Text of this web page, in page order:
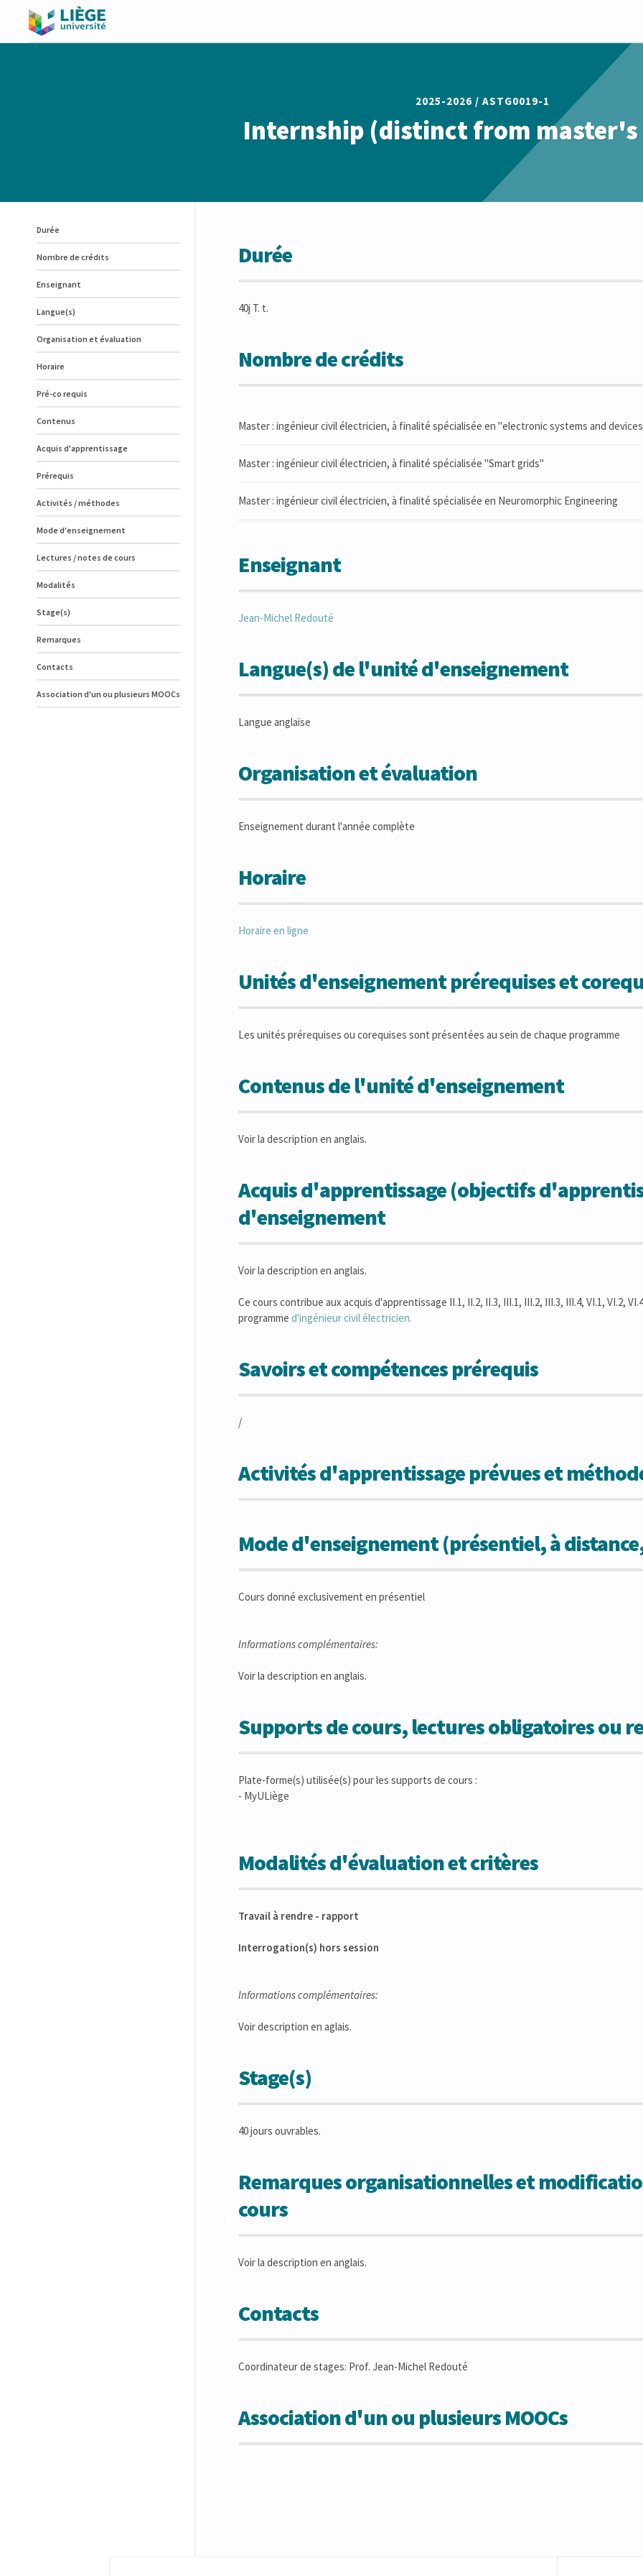
2025-2026 / ASTG0019-1
Internship (distinct from master's
Durée
Nombre de crédits
Enseignant
Langue(s)
Organisation et évaluation
Horaire
Pré-co requis
Contenus
Acquis d'apprentissage
Prérequis
Activités / méthodes
Mode d'enseignement
Lectures / notes de cours
Modalités
Stage(s)
Remarques
Contacts
Association d'un ou plusieurs MOOCs
Durée
40j T. t.
Nombre de crédits
Master : ingénieur civil électricien, à finalité spécialisée en "electronic systems and
Master : ingénieur civil électricien, à finalité spécialisée "Smart grids"
Master : ingénieur civil électricien, à finalité spécialisée en Neuromorphic Engineering
Enseignant
Jean-Michel Redouté
Langue(s) de l'unité d'enseignement
Langue anglaise
Organisation et évaluation
Enseignement durant l'année complète
Horaire
Horaire en ligne
Unités d'enseignement prérequises et
Les unités prérequises ou corequises sont présentées au sein de chaque programme
Contenus de l'unité d'enseignement
Voir la description en anglais.
Acquis d'apprentissage (objectifs
d'enseignement
Voir la description en anglais.
Ce cours contribue aux acquis d'apprentissage II.1, II.2, II.3, III.1, III.2, III.3, III.4, VI.1, VI.2,
programme d'ingénieur civil électricien.
Savoirs et compétences prérequis
/
Activités d'apprentissage prévues et
Mode d'enseignement (présentiel, à
Cours donné exclusivement en présentiel
Informations complémentaires:
Voir la description en anglais.
Supports de cours, lectures obligatoires ou
Plate-forme(s) utilisée(s) pour les supports de cours :
- MyULiège
Modalités d'évaluation et critères
Travail à rendre - rapport
Interrogation(s) hors session
Informations complémentaires:
Voir description en aglais.
Stage(s)
40 jours ouvrables.
Remarques organisationnelles et
cours
Voir la description en anglais.
Contacts
Coordinateur de stages: Prof. Jean-Michel Redouté
Association d'un ou plusieurs MOOCs